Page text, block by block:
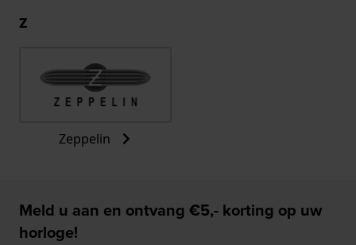
Z
Zeppelin
Meld u aan en ontvang €5,- korting op uw
horloge!